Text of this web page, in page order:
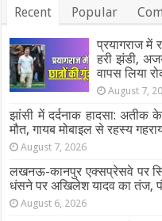
Recent Popular
प्रयागराज में
हरी झंडी,
वापस लिया
August 7,
झांसी में दर्दनाक हादसा: अतीक
मौत, गायब मोबाइल से रहस्य
August 7, 2026
लखनऊ-कानपुर एक्सप्रेसवे पर
धंसने पर अखिलेश यादव का तंज,
August 6, 2026